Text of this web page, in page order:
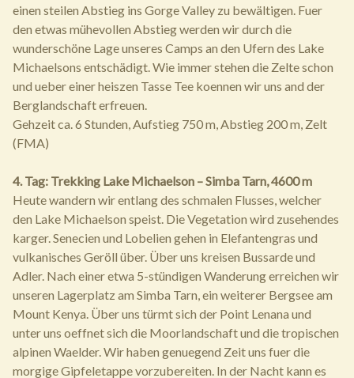
einen steilen Abstieg ins Gorge Valley zu bewältigen. Fuer
den etwas mühevollen Abstieg werden wir durch die
wunderschöne Lage unseres Camps an den Ufern des Lake
Michaelsons entschädigt. Wie immer stehen die Zelte schon
und ueber einer heiszen Tasse Tee koennen wir uns and der
Berglandschaft erfreuen.
Gehzeit ca. 6 Stunden, Aufstieg 750 m, Abstieg 200 m, Zelt
(FMA)
4. Tag: Trekking Lake Michaelson – Simba Tarn, 4600 m
Heute wandern wir entlang des schmalen Flusses, welcher
den Lake Michaelson speist. Die Vegetation wird zusehendes
karger. Senecien und Lobelien gehen in Elefantengras und
vulkanisches Geröll über. Über uns kreisen Bussarde und
Adler. Nach einer etwa 5-stündigen Wanderung erreichen wir
unseren Lagerplatz am Simba Tarn, ein weiterer Bergsee am
Mount Kenya. Über uns türmt sich der Point Lenana und
unter uns oeffnet sich die Moorlandschaft und die tropischen
alpinen Waelder. Wir haben genuegend Zeit uns fuer die
morgige Gipfeletappe vorzubereiten. In der Nacht kann es